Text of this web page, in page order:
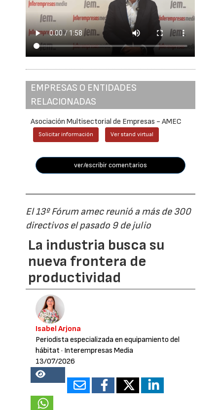
EMPRESAS O ENTIDADES
RELACIONADAS
Asociación Multisectorial de Empresas - AMEC
Solicitar información Ver stand virtual
ver/escribir comentarios
El 13º Fórum amec reunió a más de 300
directivos el pasado 9 de julio
La industria busca su
nueva frontera de
productividad
Isabel Arjona
Periodista especializada en equipamiento del
hábitat · Interempresas Media
13/07/2026
25538